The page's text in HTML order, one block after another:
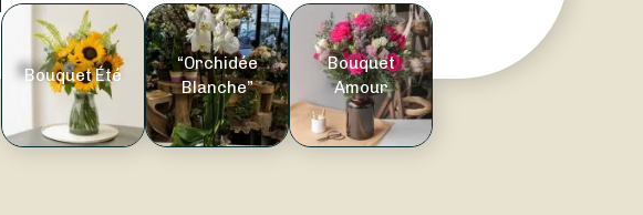
Bouquet Été
“Orchidée
Blanche”
Bouquet
Amour